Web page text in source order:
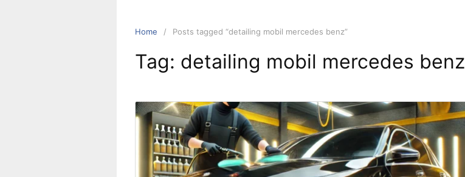
Home Posts tagged “detailing mobil mercedes benz”
Tag: detailing mobil mercedes benz